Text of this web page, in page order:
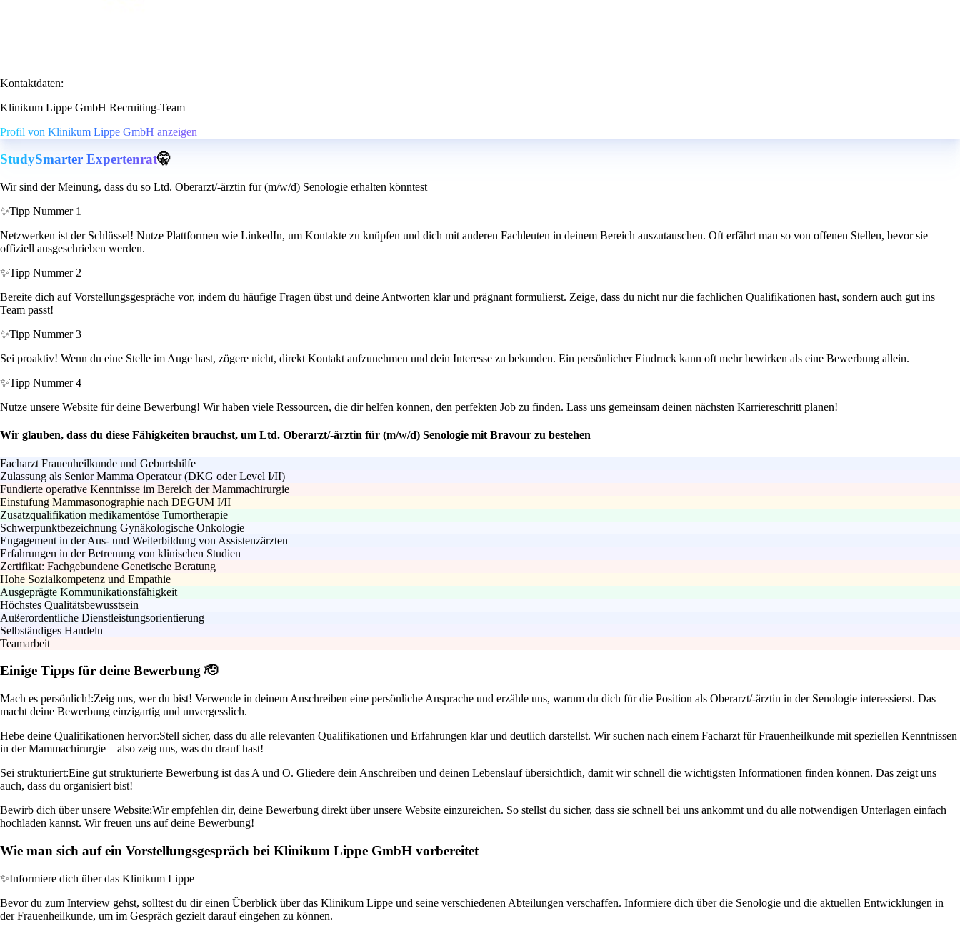
Kontaktdaten:
Klinikum Lippe GmbH Recruiting-Team
Profil von Klinikum Lippe GmbH anzeigen
StudySmarter Expertenrat🤫
Wir sind der Meinung, dass du so Ltd. Oberarzt/-ärztin für (m/w/d) Senologie erhalten könntest
✨Tipp Nummer 1
Netzwerken ist der Schlüssel! Nutze Plattformen wie LinkedIn, um Kontakte zu knüpfen und dich mit anderen Fachleuten in deinem Bereich auszutauschen. Oft erfährt man so von offenen Stellen, bevor sie
offiziell ausgeschrieben werden.
✨Tipp Nummer 2
Bereite dich auf Vorstellungsgespräche vor, indem du häufige Fragen übst und deine Antworten klar und prägnant formulierst. Zeige, dass du nicht nur die fachlichen Qualifikationen hast, sondern auch gut ins
Team passt!
✨Tipp Nummer 3
Sei proaktiv! Wenn du eine Stelle im Auge hast, zögere nicht, direkt Kontakt aufzunehmen und dein Interesse zu bekunden. Ein persönlicher Eindruck kann oft mehr bewirken als eine Bewerbung allein.
✨Tipp Nummer 4
Nutze unsere Website für deine Bewerbung! Wir haben viele Ressourcen, die dir helfen können, den perfekten Job zu finden. Lass uns gemeinsam deinen nächsten Karriereschritt planen!
Wir glauben, dass du diese Fähigkeiten brauchst, um Ltd. Oberarzt/-ärztin für (m/w/d) Senologie mit Bravour zu bestehen
Facharzt Frauenheilkunde und Geburtshilfe
Zulassung als Senior Mamma Operateur (DKG oder Level I/II)
Fundierte operative Kenntnisse im Bereich der Mammachirurgie
Einstufung Mammasonographie nach DEGUM I/II
Zusatzqualifikation medikamentöse Tumortherapie
Schwerpunktbezeichnung Gynäkologische Onkologie
Engagement in der Aus- und Weiterbildung von Assistenzärzten
Erfahrungen in der Betreuung von klinischen Studien
Zertifikat: Fachgebundene Genetische Beratung
Hohe Sozialkompetenz und Empathie
Ausgeprägte Kommunikationsfähigkeit
Höchstes Qualitätsbewusstsein
Außerordentliche Dienstleistungsorientierung
Selbständiges Handeln
Teamarbeit
Einige Tipps für deine Bewerbung 🫡
Mach es persönlich!:Zeig uns, wer du bist! Verwende in deinem Anschreiben eine persönliche Ansprache und erzähle uns, warum du dich für die Position als Oberarzt/-ärztin in der Senologie interessierst. Das
macht deine Bewerbung einzigartig und unvergesslich.
Hebe deine Qualifikationen hervor:Stell sicher, dass du alle relevanten Qualifikationen und Erfahrungen klar und deutlich darstellst. Wir suchen nach einem Facharzt für Frauenheilkunde mit speziellen Kenntnissen
in der Mammachirurgie – also zeig uns, was du drauf hast!
Sei strukturiert:Eine gut strukturierte Bewerbung ist das A und O. Gliedere dein Anschreiben und deinen Lebenslauf übersichtlich, damit wir schnell die wichtigsten Informationen finden können. Das zeigt uns
auch, dass du organisiert bist!
Bewirb dich über unsere Website:Wir empfehlen dir, deine Bewerbung direkt über unsere Website einzureichen. So stellst du sicher, dass sie schnell bei uns ankommt und du alle notwendigen Unterlagen einfach
hochladen kannst. Wir freuen uns auf deine Bewerbung!
Wie man sich auf ein Vorstellungsgespräch bei Klinikum Lippe GmbH vorbereitet
✨Informiere dich über das Klinikum Lippe
Bevor du zum Interview gehst, solltest du dir einen Überblick über das Klinikum Lippe und seine verschiedenen Abteilungen verschaffen. Informiere dich über die Senologie und die aktuellen Entwicklungen in
der Frauenheilkunde, um im Gespräch gezielt darauf eingehen zu können.